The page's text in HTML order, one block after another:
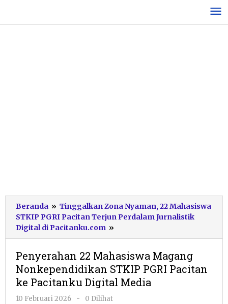
konten
Beranda » Tinggalkan Zona Nyaman, 22 Mahasiswa
STKIP PGRI Pacitan Terjun Perdalam Jurnalistik
Digital di Pacitanku.com »
22
Magang
Nonkependidikan
STKIP
Penyerahan 22 Mahasiswa Magang
Nonkependidikan STKIP PGRI Pacitan
ke Pacitanku Digital Media
10 Februari 2026
oleh
-
0 Dilihat